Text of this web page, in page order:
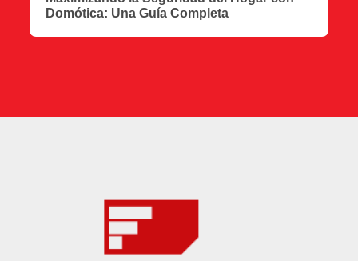
Domótica: Una Guía Completa